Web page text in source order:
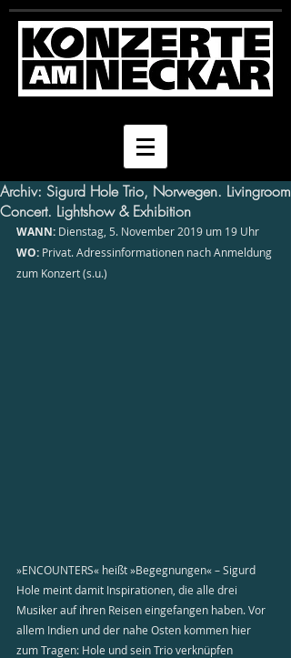
Archiv: Sigurd Hole Trio, Norwegen. Livingroom
Concert. Lightshow & Exhibition
WANN: Dienstag, 5. November 2019 um 19 Uhr
WO: Privat. Adressinformationen nach Anmeldung
zum Konzert (s.u.)
»ENCOUNTERS« heißt »Begegnungen« – Sigurd
Hole meint damit Inspirationen, die alle drei
Musiker auf ihren Reisen eingefangen haben. Vor
allem Indien und der nahe Osten kommen hier
zum Tragen: Hole und sein Trio verknüpfen